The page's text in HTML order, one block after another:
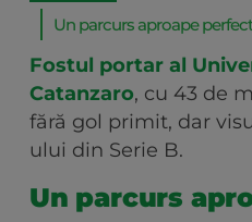
Un parcurs aproape
Fostul portar al
Catanzaro, cu 43 de
fără gol primit, dar
ului din Serie B.
Un parcurs